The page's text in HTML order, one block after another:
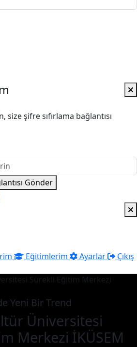
size şifre sıfırlama bağlantısı
Gönder
Eğitimlerim Ayarlar
Çıkış
Yeni Bir Trend
Üniversitesi
Merkezi İKÜSEM